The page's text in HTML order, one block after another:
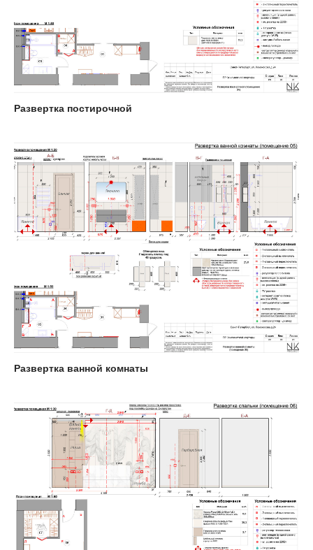
Развертка постирочной
Развертка ванной комнаты